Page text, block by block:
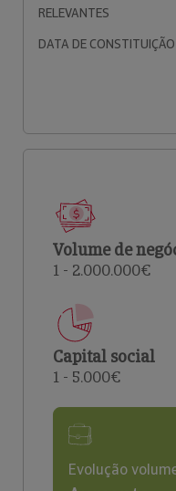
RELEVANTES
DATA DE CONSTITUIÇÃO
Volume de
1 - 2.000.000€
Capital social
1 - 5.000€
Evolução